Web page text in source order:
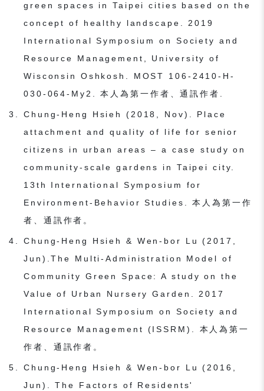
green spaces in Taipei cities based on the
concept of healthy landscape. 2019
International Symposium on Society and
Resource Management, University of
Wisconsin Oshkosh. MOST 106-2410-H-
030-064-My2. 本人為第一作者、通訊作者.
Chung-Heng Hsieh (2018, Nov). Place
attachment and quality of life for senior
citizens in urban areas – a case study on
community-scale gardens in Taipei city.
13th International Symposium for
Environment-Behavior Studies. 本⼈為第⼀作
者、通訊作者。
Chung-Heng Hsieh & Wen-bor Lu (2017,
Jun).The Multi-Administration Model of
Community Green Space: A study on the
Value of Urban Nursery Garden. 2017
International Symposium on Society and
Resource Management (ISSRM). 本人為第一
作者、通訊作者。
Chung-Heng Hsieh & Wen-bor Lu (2016,
Jun). The Factors of Residents'